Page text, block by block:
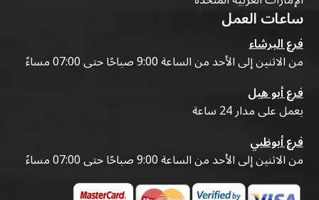
ساعات العمل
فرع البرشاء
من الاثنين إلى الأحد من الساعة 9:00 صباحًا حتى 07:00 مساءً
فرع أبو هيل
يعمل على مدار 24 ساعة
فرع أبوظبي
من الاثنين إلى الأحد من الساعة 9:00 صباحًا حتى 07:00 مساءً